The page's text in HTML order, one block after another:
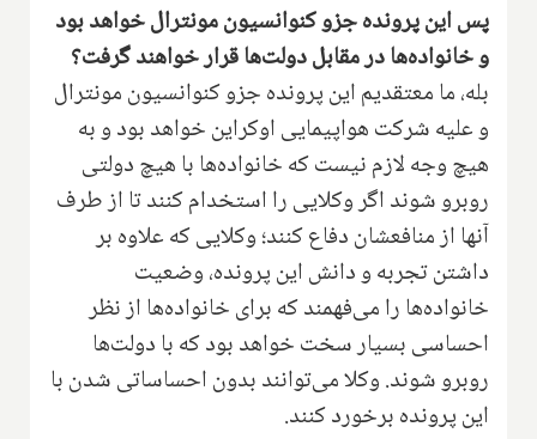
پس این پرونده جزو کنوانسیون مونترال خواهد بود
و خانواده‌ها در مقابل دولت‌ها قرار خواهند گرفت؟
بله، ما معتقدیم این پرونده جزو کنوانسیون مونترال
و علیه شرکت هواپیمایی اوکراین خواهد بود و به
هیچ وجه لازم نیست که خانواده‌ها با هیچ دولتی
روبرو شوند اگر وکلایی را استخدام کنند تا از طرف
آنها از منافعشان دفاع کنند؛ وکلایی که علاوه بر
داشتن تجربه و دانش این پرونده، وضعیت
خانواده‌ها را می‌فهمند که برای خانواده‌ها از نظر
احساسی بسیار سخت خواهد بود که با دولت‌ها
روبرو شوند. وکلا می‌توانند بدون احساساتی شدن با
این پرونده برخورد کنند.